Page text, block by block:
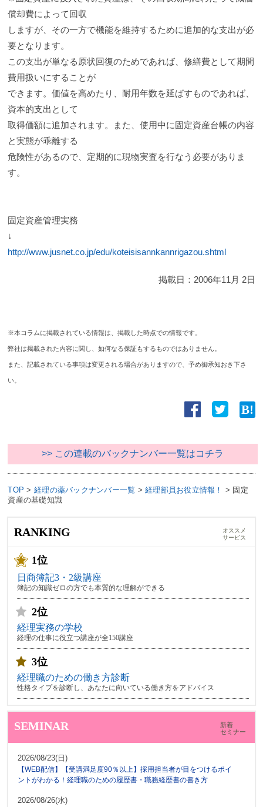
償却費によって回収
しますが、その一方で機能を維持するために追加的な支出が必
要となります。
この支出が単なる原状回復のためであれば、修繕費として期間
費用扱いにすることが
できます。価値を高めたり、耐用年数を延ばすものであれば、
資本的支出として
取得価額に追加されます。また、使用中に固定資産台帳の内容
と実態が乖離する
危険性があるので、定期的に現物実査を行なう必要がありま
す。
固定資産管理実務
↓
http://www.jusnet.co.jp/edu/koteisisannkannrigazou.shtml
掲載日： 2006年11月 2日
※本コラムに掲載されている情報は、掲載した時点での情報です。
弊社は掲載された内容に関し、如何なる保証もするものではありません。
また、記載されている事項は変更される場合がありますので、予め御承知おき下さ
い。
>> この連載のバックナンバー一覧はコチラ
TOP > 経理の薬バックナンバー一覧 >経理部員お役立情報！ > 固定
資産の基礎知識
RANKING
オススメ
サービス
1位
日商簿記3・2級講座
簿記の知識ゼロの方でも本質的な理解ができる
2位
経理実務の学校
経理の仕事に役立つ講座が全150講座
3位
経理職のための働き方診断
性格タイプを診断し、あなたに向いている働き方をアドバイス
SEMINAR
新着
セミナー
2026/08/23(日)
【WEB配信】【受講満足度90％以上】採用担当者が目をつけるポイ
ントがわかる！経理職のための履歴書・職務経歴書の書き方
2026/08/26(水)